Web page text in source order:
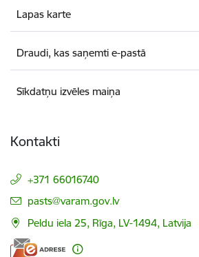
Lapas karte
Draudi, kas saņemti e-pastā
Sīkdatņu izvēles maiņa
Kontakti
+371 66016740
E-pasts:
pasts@varam.gov.lv
Peldu iela 25, Rīga, LV-1494, Latvija